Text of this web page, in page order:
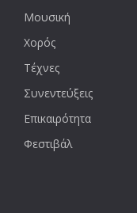
Μουσική
Χορός
Τέχνες
Συνεντεύξεις
Επικαιρότητα
Φεστιβάλ